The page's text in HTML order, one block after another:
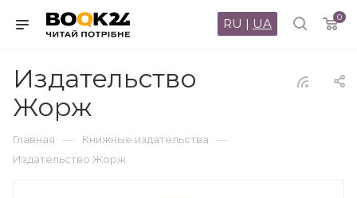
0
RU | UA
Издательство
Жорж
Главная — Книжные издательства —
Издательство Жорж